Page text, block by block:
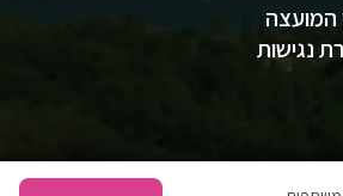
המועצה
נגישות